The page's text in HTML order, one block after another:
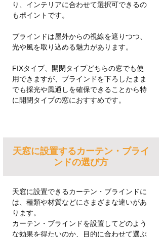
り、インテリアに合わせて選択可できるの
もポイントです。
ブラインドは屋外からの視線を遮りつつ、
光や風を取り込める魅力があります。
FIXタイプ、開閉タイプどちらの窓でも使
用できますが、ブラインドを下ろしたまま
でも採光や風通しを確保できることから特
に開閉タイプの窓におすすめです。
天窓に設置するカーテン・ブライ
ンドの選び方
天窓に設置できるカーテン・ブラインドに
は、種類や材質などにさまざまな違いがあ
ります。
カーテン・ブラインドを設置してどのよう
な効果を得たいのか、目的に合わせて選ぶ